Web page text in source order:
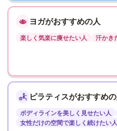
ヨガがおすすめの人
楽しく気楽に痩せたい人 汗かき
ピラティスがおすすめの
ボディラインを美しく見せたい人
女性だけの空間で楽しく続けたい人